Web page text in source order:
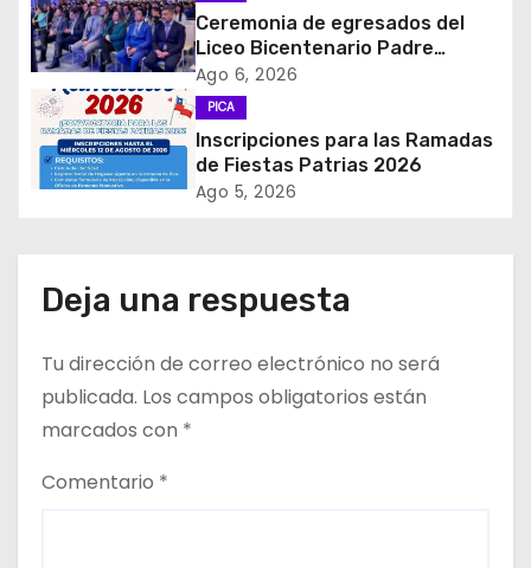
e
e
n
t
d
a
s
Ceremonia de egresados del
Liceo Bicentenario Padre
Alberto Hurtado a la industria
minera
Ago 6, 2026
PICA
Inscripciones para las Ramadas
de Fiestas Patrias 2026
Ago 5, 2026
Deja una respuesta
Tu dirección de correo electrónico no será
publicada. Los campos obligatorios están
marcados con *
Comentario *